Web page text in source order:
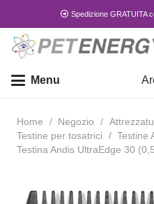
Spedizione GRATUITA
Menu
Home / Negozio /
Testine per tosatrici
/ Testine
Testina Andis UltraEdge 30